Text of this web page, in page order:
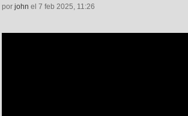
por john el 7 feb 2025, 11:26